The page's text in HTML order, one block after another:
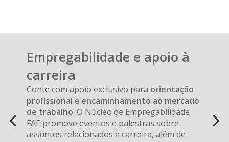
Carousel
content
with
slides.
carousel
rotating
of
images,
Empregabilidade e apoio à
carreira
Conte com apoio exclusivo para orientação
profissionale encaminhamento ao mercado
de trabalho. O Núcleo de Empregabilidade
FAE promove eventos e palestras sobre
assuntos relacionados a carreira, além de